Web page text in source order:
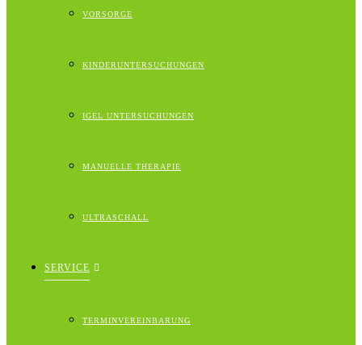
VORSORGE
KINDERUNTERSUCHUNGEN
IGEL UNTERSUCHUNGEN
MANUELLE THERAPIE
ULTRASCHALL
SERVICE
TERMINVEREINBARUNG